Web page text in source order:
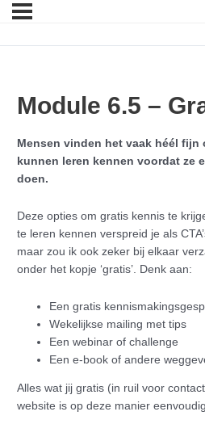
Module 6.5 –
Mensen vinden het vaak héél fijn
kunnen leren kennen voordat ze
doen.
Deze opties om gratis kennis te
te leren kennen verspreid je als
maar zou ik ook zeker bij elkaar
onder het kopje ‘gratis’. Denk aan:
Een gratis
Wekelijkse mailing met tips
Een webinar of challenge
Een e-book of andere
Alles wat jij gratis (in ruil voor
website is op deze manier